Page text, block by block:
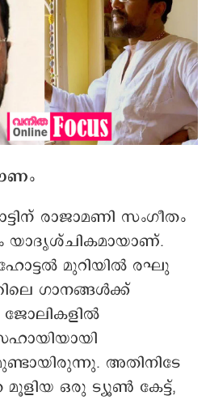
രാജാമണി സംഗീതം
യാദൃശ്ചികമായാണ്.
മുറിയില്‍ രഘു
ഗാനങ്ങള്‍ക്ക്
അതിനിടേ
ഒരു ട്യൂണ്‍ കേട്ട്,